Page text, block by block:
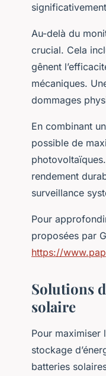
Au-delà du
crucial. Cela
gênent
mécaniques.
dommages
En combinant
possible de
rendement
surveillance
Pour
proposées par
https://
Solutions
solaire
Pour maximiser
stockage
batteries